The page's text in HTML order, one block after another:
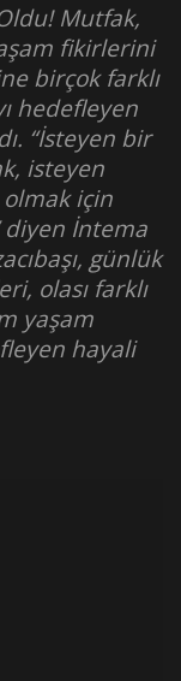
Mutfak,
fikirlerini
birçok farklı
hedefleyen
“İsteyen bir
isteyen
için
diyen İntema
günlük
olası farklı
yaşam
hayali